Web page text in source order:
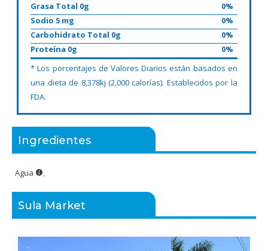
Grasa Total 0g
0%
Sodio 5 mg
0%
Carbohidrato Total 0g
0%
Proteína 0g
0%
* Los porcentajes de Valores Diarios están basados en
una dieta de 8,378kj (2,000 calorías). Establecidos por la
FDA.
Ingredientes
Agua ,
Sula Market